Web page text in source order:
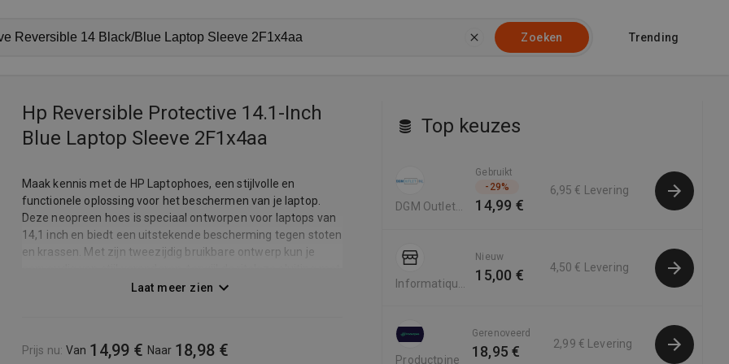
Zoeken Trending
Hp Reversible Protective 14.1-Inch
Blue Laptop Sleeve 2F1x4aa
Maak kennis met de HP Laptophoes, een stijlvolle en
functionele oplossing voor het beschermen van je laptop.
Deze neopreen hoes is speciaal ontworpen voor laptops van
14,1 inch en biedt een uitstekende bescherming tegen stoten
en krassen. Met zijn tweezijdig bruikbare ontwerp kun je
overslag zorgt voor een veilige en strakke pasvorm. Of je nu
gebruik ervan nog aantrekkelijker maken. Het dunne profiel
Laat meer zien
Prijs nu: Van 14,99 € Naar 18,98 €
Top keuzes
DGM Outlet
Gebruikt
- 29%
14,99 €
6,95 € Levering
Informatique
Nieuw
15,00 € 4,50 € Levering
Productpine
Gerenoveerd
18,95 € 2,99 € Levering